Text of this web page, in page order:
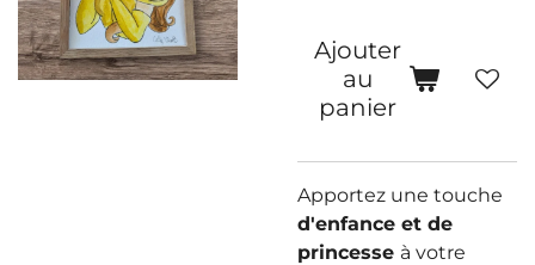
Ajouter
au
panier
Apportez une touche
d'enfance et de
princesse à votre